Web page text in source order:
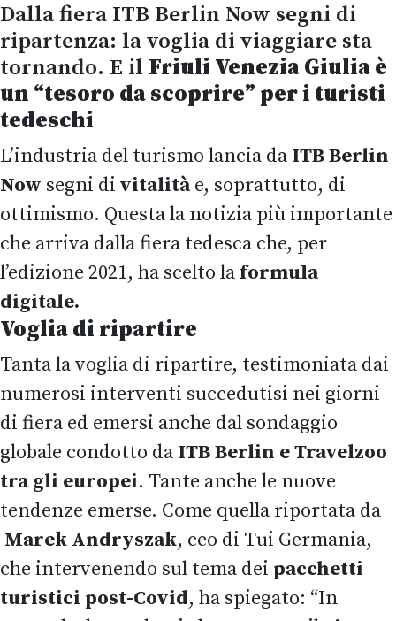
Dalla fiera ITB Berlin Now segni di
ripartenza: la voglia di viaggiare sta
tornando. E il Friuli Venezia Giulia è
un “tesoro da scoprire” per i turisti
tedeschi
L’industria del turismo lancia da ITB Berlin
Now segni di vitalitàe, soprattutto, di
ottimismo. Questa la notizia più importante
che arriva dalla fiera tedesca che, per
l’edizione 2021, ha scelto la formula
digitale.
Voglia di ripartire
Tanta la voglia di ripartire, testimoniata dai
numerosi interventi succedutisi nei giorni
di fiera ed emersi anche dal sondaggio
globale condotto da ITB Berlin e Travelzoo
tra gli europei. Tante anche le nuove
tendenze emerse. Come quella riportata da
Marek Andryszak, ceo di Tui Germania,
che intervenendo sul tema dei pacchetti
turistici post-Covid, ha spiegato: “In